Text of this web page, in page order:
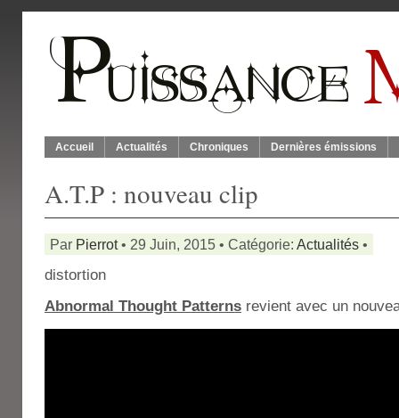
Accueil Actualités Chroniques Dernières émissions
A.T.P : nouveau clip
Par Pierrot• 29 Juin, 2015 • Catégorie: Actualités •
distortion
Abnormal Thought Patterns revient avec un